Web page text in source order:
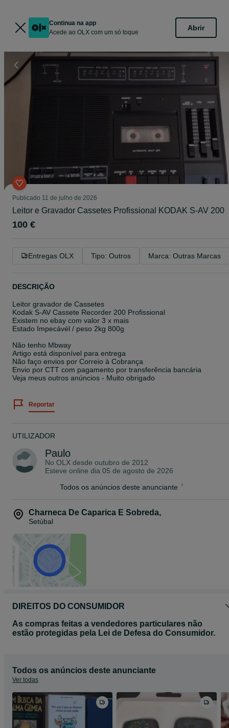
Continua na app
Acede ao OLX com um só toque
Abrir
Publicado 11 de julho de 2026
Leitor e Gravador Cassetes Profissional KODAK S-AV 200
100 €
Entregas OLX Tipo: Outros Marca: Outras Marcas
DESCRIÇÃO
Leitor gravador de Cassetes
Kodak S-AV Cassete Recorder 200 Profissional
Existem no ebay com valor 3 x mais
Estado Impecávél / peso 2kg 800g
Não tenho Mbway
Artigo está disponível para entrega
Não faço envios por Correio à Cobrança
Envio por CTT com pagamento por transferência bancária
Veja meus outros anúncios - Muito obrigado
Reportar
UTILIZADOR
Paulo
No OLX desde outubro de 2012
Esteve online dia 05 de agosto de 2026
Todos os anúncios deste anunciante
Charneca De Caparica E Sobreda,
Setúbal
DIREITOS DO CONSUMIDOR
As compras feitas a vendedores particulares não
estão protegidas pela Lei de Defesa do Consumidor.
Todos os anúncios deste anunciante
Ver todas